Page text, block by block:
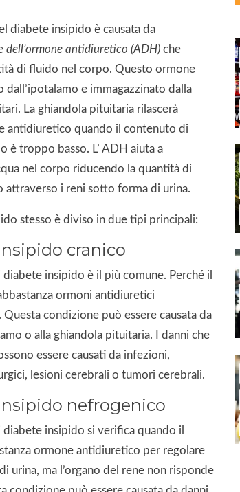
diabete insipido è causata da
dell’ormone antidiuretico (ADH) che
di fluido nel corpo. Questo ormone
e immagazzinato dalla
La ghiandola pituitaria rilascerà
antidiuretico quando il contenuto di
è troppo basso. L’ ADH aiuta a
nel corpo riducendo la quantità di
attraverso i reni sotto forma di urina.
stesso è diviso in due tipi principali:
cranico
insipido è il più comune. Perché il
ormoni antidiuretici
Questa condizione può essere causata da
o alla ghiandola pituitaria. I danni che
essere causati da infezioni,
lesioni cerebrali o tumori cerebrali.
nefrogenico
insipido si verifica quando il
ormone antidiuretico per regolare
urina, ma l’organo del rene non risponde